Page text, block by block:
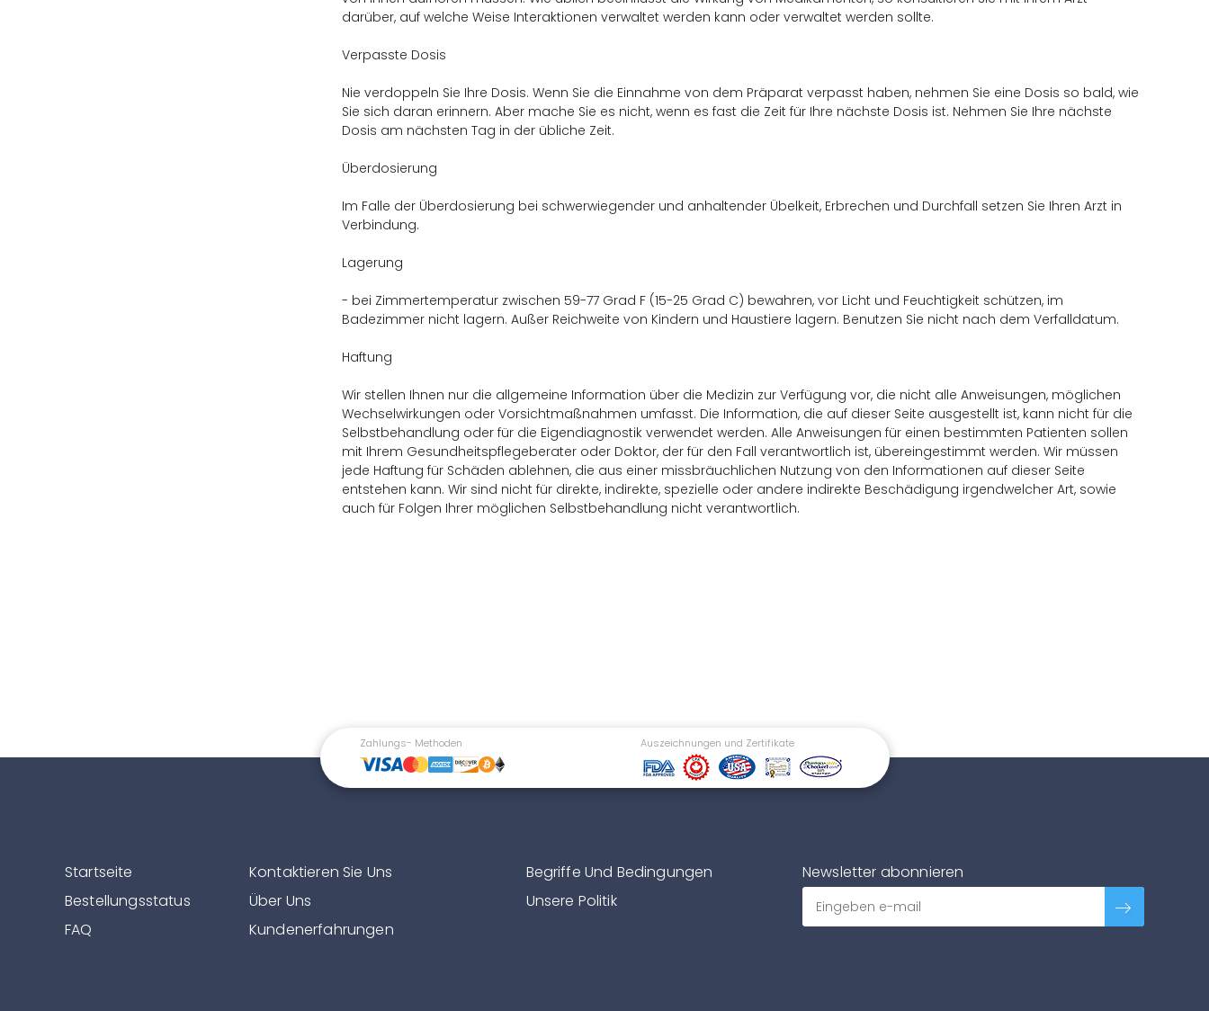
darüber, auf welche Weise Interaktionen verwaltet werden kann oder verwaltet werden sollte.
Verpasste Dosis
Nie verdoppeln Sie Ihre Dosis. Wenn Sie die Einnahme von dem Präparat verpasst haben, nehmen Sie eine Dosis so bald, wie
Sie sich daran erinnern. Aber mache Sie es nicht, wenn es fast die Zeit für Ihre nächste Dosis ist. Nehmen Sie Ihre nächste
Dosis am nächsten Tag in der übliche Zeit.
Überdosierung
Im Falle der Überdosierung bei schwerwiegender und anhaltender Übelkeit, Erbrechen und Durchfall setzen Sie Ihren Arzt in
Verbindung.
Lagerung
- bei Zimmertemperatur zwischen 59-77 Grad F (15-25 Grad C) bewahren, vor Licht und Feuchtigkeit schützen, im
Badezimmer nicht lagern. Außer Reichweite von Kindern und Haustiere lagern. Benutzen Sie nicht nach dem Verfalldatum.
Haftung
Wir stellen Ihnen nur die allgemeine Information über die Medizin zur Verfügung vor, die nicht alle Anweisungen, möglichen
Wechselwirkungen oder Vorsichtmaßnahmen umfasst. Die Information, die auf dieser Seite ausgestellt ist, kann nicht für die
Selbstbehandlung oder für die Eigendiagnostik verwendet werden. Alle Anweisungen für einen bestimmten Patienten sollen
mit Ihrem Gesundheitspflegeberater oder Doktor, der für den Fall verantwortlich ist, übereingestimmt werden. Wir müssen
jede Haftung für Schäden ablehnen, die aus einer missbräuchlichen Nutzung von den Informationen auf dieser Seite
entstehen kann. Wir sind nicht für direkte, indirekte, spezielle oder andere indirekte Beschädigung irgendwelcher Art, sowie
auch für Folgen Ihrer möglichen Selbstbehandlung nicht verantwortlich.
Zahlungs- Methoden Auszeichnungen und Zertifikate
Startseite
Bestellungsstatus
FAQ
Kontaktieren Sie Uns
Über Uns
Kundenerfahrungen
Begriffe Und Bedingungen
Unsere Politik
Newsletter abonnieren